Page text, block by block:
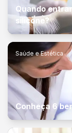
Quando
silicone?
Saúde e Estética
Conheça 6